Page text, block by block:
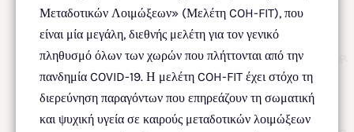
Μεταδοτικών Λοιμώξεων» (Μελέτη COH-FIT), που
είναι μία μεγάλη, διεθνής μελέτη για τον γενικό
πληθυσμό όλων των χωρών που πλήττονται από την
πανδημία COVID-19. Η μελέτη COH-FIT έχει στόχο τη
διερεύνηση παραγόντων που επηρεάζουν τη σωματική
και ψυχική υγεία σε καιρούς μεταδοτικών λοιμώξεων